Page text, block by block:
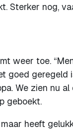
Sterker nog,
weer toe.
goed
We zien nu
geboekt.
heeft